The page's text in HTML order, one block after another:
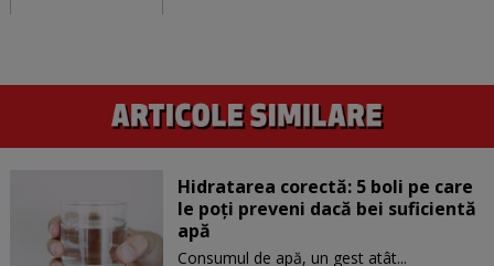
Hidratarea corectă: 5 boli pe care
le poți preveni dacă bei suficientă
apă
Consumul de apă, un gest atât...